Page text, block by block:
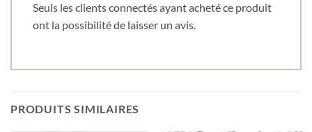
Seuls les clients connectés ayant acheté ce produit
ont la possibilité de laisser un avis.
PRODUITS SIMILAIRES
Cliquez ici pour obtenir votre 10%